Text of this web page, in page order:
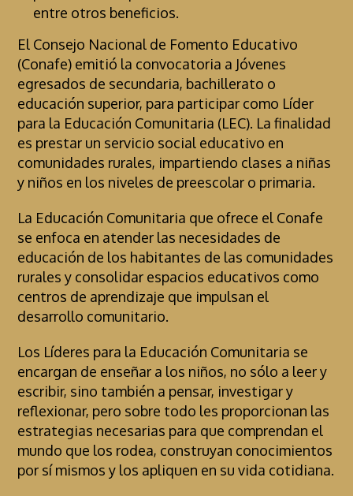
entre otros beneficios.
El Consejo Nacional de Fomento Educativo
(Conafe) emitió la convocatoria a Jóvenes
egresados de secundaria, bachillerato o
educación superior, para participar como Líder
para la Educación Comunitaria (LEC). La finalidad
es prestar un servicio social educativo en
comunidades rurales, impartiendo clases a niñas
y niños en los niveles de preescolar o primaria.
La Educación Comunitaria que ofrece el Conafe
se enfoca en atender las necesidades de
educación de los habitantes de las comunidades
rurales y consolidar espacios educativos como
centros de aprendizaje que impulsan el
desarrollo comunitario.
Los Líderes para la Educación Comunitaria se
encargan de enseñar a los niños, no sólo a leer y
escribir, sino también a pensar, investigar y
reflexionar, pero sobre todo les proporcionan las
estrategias necesarias para que comprendan el
mundo que los rodea, construyan conocimientos
por sí mismos y los apliquen en su vida cotidiana.